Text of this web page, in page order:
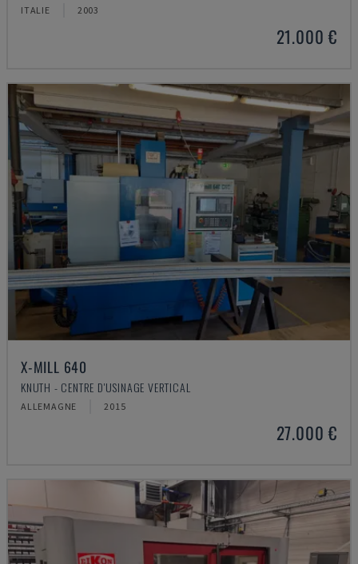
ITALIE 2003
21.000 €
X-MILL 640
KNUTH - CENTRE D'USINAGE VERTICAL
ALLEMAGNE 2015
27.000 €